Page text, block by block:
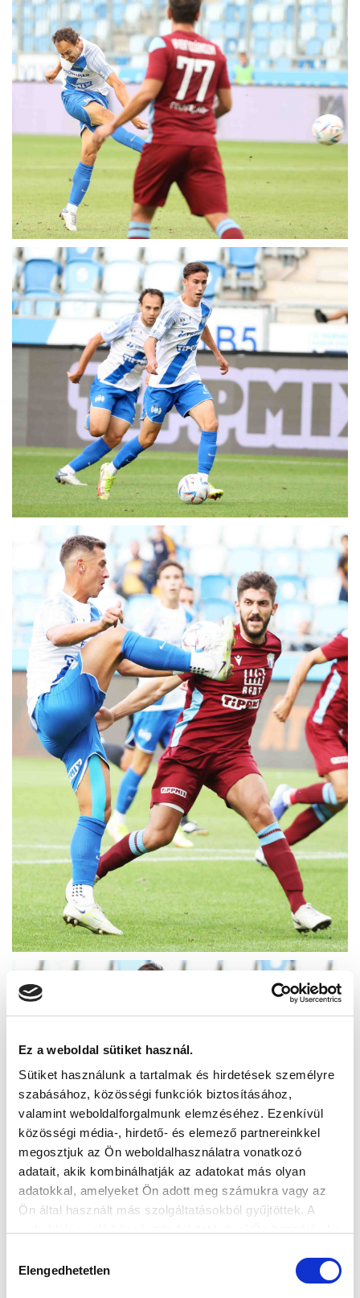
Ez a weboldal sütiket használ.
Sütiket használunk a tartalmak és hirdetések személyre
szabásához, közösségi funkciók biztosításához,
valamint weboldalforgalmunk elemzéséhez. Ezenkívül
közösségi média-, hirdető- és elemező partnereinkkel
megosztjuk az Ön weboldalhasználatra vonatkozó
adatait, akik kombinálhatják az adatokat más olyan
adatokkal, amelyeket Ön adott meg számukra vagy az
Ön által használt más szolgáltatásokból gyűjtöttek. A
kiválasztása
Elengedhetetlen